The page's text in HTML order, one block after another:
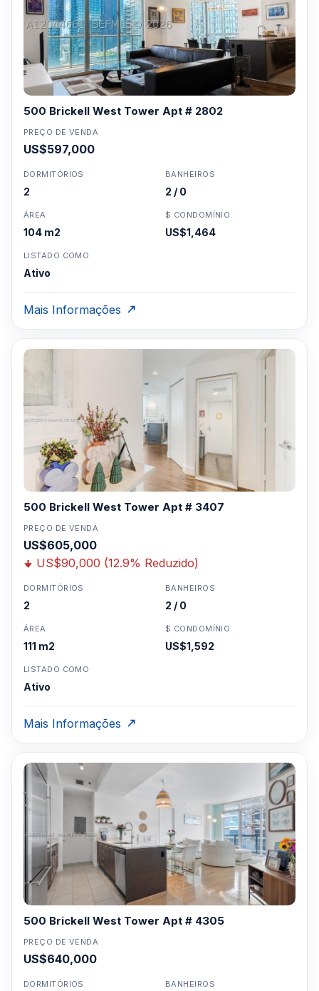
500 Brickell West Tower Apt # 2802
PREÇO DE VENDA
US$597,000
DORMITÓRIOS
2
BANHEIROS
2 / 0
ÁREA
104 m2
$ CONDOMÍNIO
US$1,464
LISTADO COMO
Ativo
Mais Informações
500 Brickell West Tower Apt # 3407
PREÇO DE VENDA
US$605,000
US$90,000 (12.9% Reduzido)
DORMITÓRIOS
2
BANHEIROS
2 / 0
ÁREA
111 m2
$ CONDOMÍNIO
US$1,592
LISTADO COMO
Ativo
Mais Informações
500 Brickell West Tower Apt # 4305
PREÇO DE VENDA
US$640,000
DORMITÓRIOS BANHEIROS